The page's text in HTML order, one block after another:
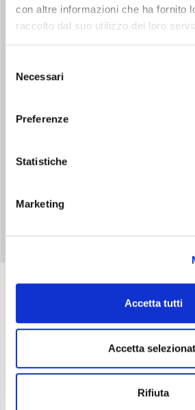
con altre informazioni che ha fornito
raccolto dal suo utilizzo dei loro
delNecessari
Preferenze
Statistiche
Marketing
Accetta tutti
Accetta
Rifiuta
Resistenza ad aghi
Potenza termica selezionabile:
dal